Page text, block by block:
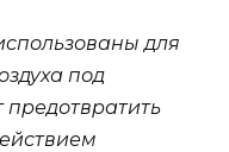
для
под